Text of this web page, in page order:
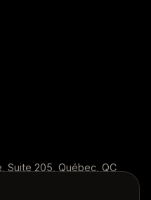
Suite 205, Québec, QC